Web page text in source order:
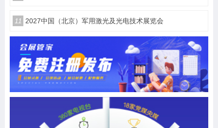
11 2027中国（北京）军用激光及光电技术展览会